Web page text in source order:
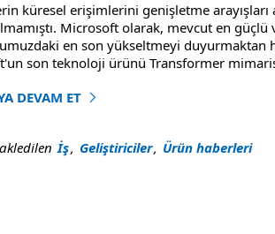
küresel erişimlerini genişletme
Microsoft olarak, mevcut en güçlü
en son yükseltmeyi duyurmaktan
son teknoloji ürünü Transformer
DEVAM ET
Özel Çevirmen Platformu
İş, Geliştiriciler, Ürün haberleri